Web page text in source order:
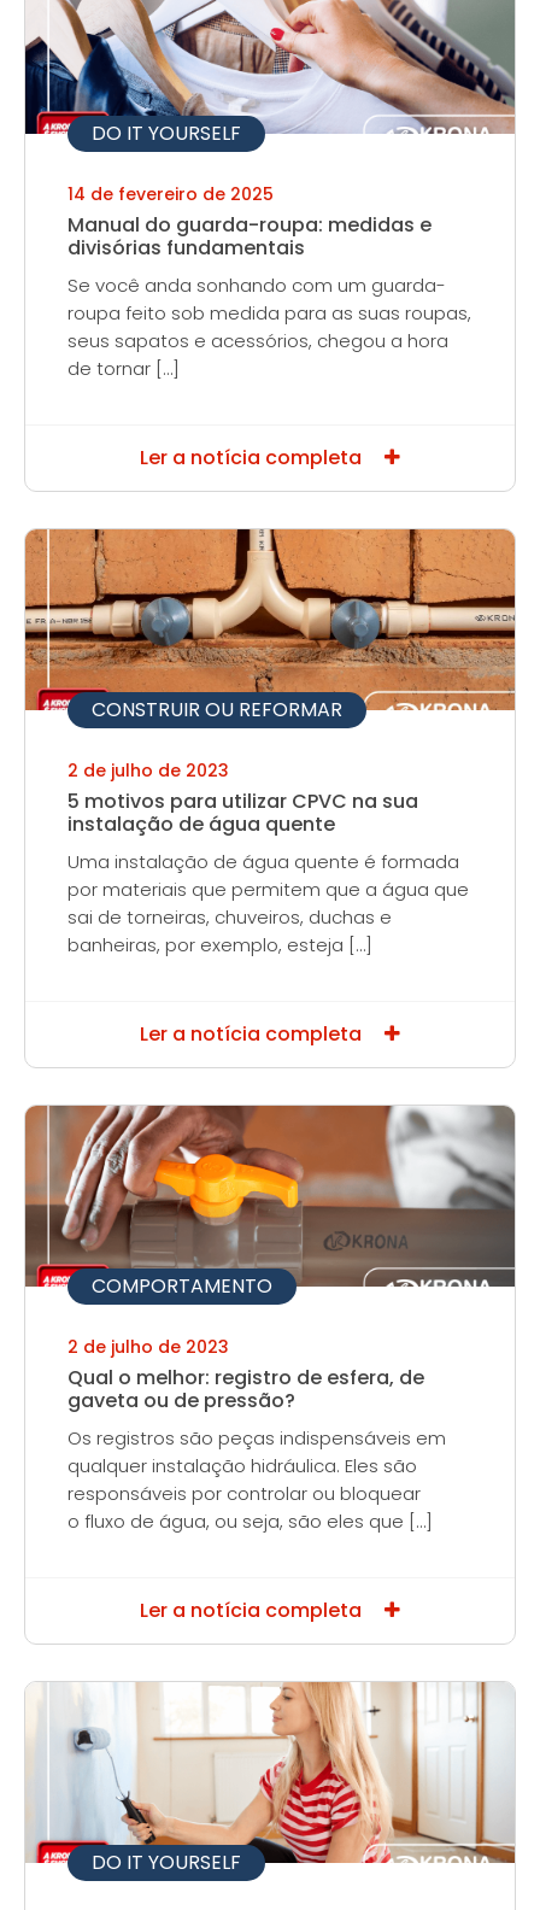
DO IT YOURSELF
14 de fevereiro de 2025
Manual do guarda-roupa: medidas e
divisórias fundamentais
Se você anda sonhando com um guarda-
roupa feito sob medida para as suas roupas,
seus sapatos e acessórios, chegou a hora
de tornar […]
Ler a notícia completa
CONSTRUIR OU REFORMAR
2 de julho de 2023
5 motivos para utilizar CPVC na sua
instalação de água quente
Uma instalação de água quente é formada
por materiais que permitem que a água que
sai de torneiras, chuveiros, duchas e
banheiras, por exemplo, esteja […]
Ler a notícia completa
COMPORTAMENTO
2 de julho de 2023
Qual o melhor: registro de esfera, de
gaveta ou de pressão?
Os registros são peças indispensáveis em
qualquer instalação hidráulica. Eles são
responsáveis por controlar ou bloquear
o fluxo de água, ou seja, são eles que […]
Ler a notícia completa
DO IT YOURSELF